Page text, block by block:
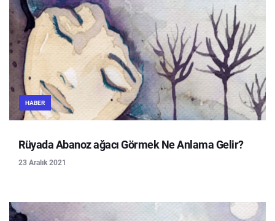
HABER
Rüyada Abanoz ağacı Görmek Ne Anlama Gelir?
23 Aralık 2021